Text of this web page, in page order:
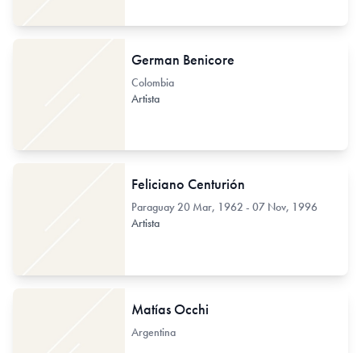
German Benicore
Colombia
Artista
Feliciano Centurión
Paraguay20 Mar, 1962 - 07 Nov, 1996
Artista
Matías Occhi
Argentina